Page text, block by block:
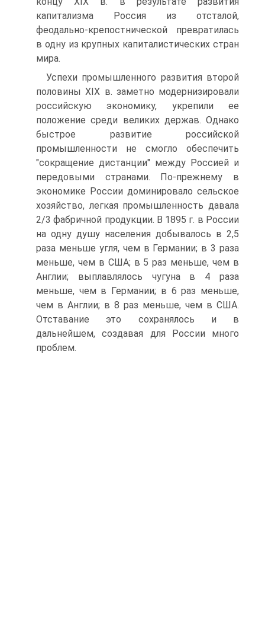
капитализма Россия из отсталой,
феодально-крепостнической превратилась
в одну из крупных капиталистических стран
мира.
Успехи промышленного развития второй
половины ХIХ в. заметно модернизировали
российскую экономику, укрепили ее
положение среди великих держав. Однако
быстрое развитие российской
промышленности не смогло обеспечить
"сокращение дистанции" между Россией и
передовыми странами. По-прежнему в
экономике России доминировало сельское
хозяйство, легкая промышленность давала
2/3 фабричной продукции. В 1895 г. в России
на одну душу населения добывалось в 2,5
раза меньше угля, чем в Германии; в 3 раза
меньше, чем в США; в 5 раз меньше, чем в
Англии; выплавлялось чугуна в 4 раза
меньше, чем в Германии; в 6 раз меньше,
чем в Англии; в 8 раз меньше, чем в США.
Отставание это сохранялось и в
дальнейшем, создавая для России много
проблем.